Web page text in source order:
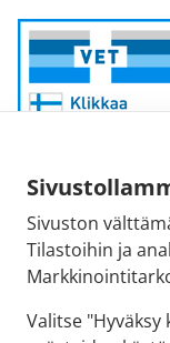
Sivuston
Tilastoihin ja
Valitse "Hyväksy
Sähköpostiosoite:
Fimean vaihde: